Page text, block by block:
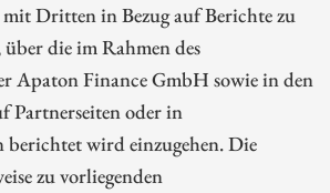
Dritten in Bezug auf Berichte zu
die im Rahmen des
Apaton Finance GmbH sowie in den
Partnerseiten oder in
berichtet wird einzugehen. Die
zu vorliegenden